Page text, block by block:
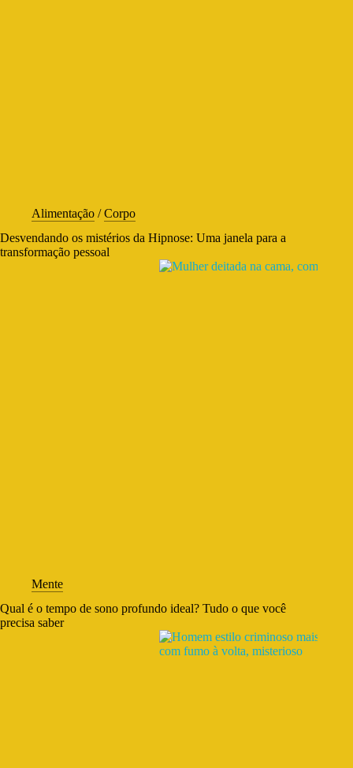
Alimentação /Corpo
Desvendando os mistérios da Hipnose: Uma janela para a
transformação pessoal
Mente
Qual é o tempo de sono profundo ideal? Tudo o que você
precisa saber